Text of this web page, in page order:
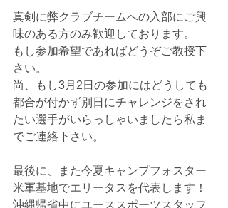
真剣に弊クラブチームへの入部にご興
味のある方のみ歓迎しております。
もし参加希望であればどうぞご教授下
さい。
尚、もし3月2日の参加にはどうしても
都合が付かず別日にチャレンジをされ
たい選手がいらっしゃいましたら私ま
でご連絡下さい。
最後に、また今夏キャンプフォスター
米軍基地でエリータスを代表します！
沖縄帰省中にユーススポーツスタッフ